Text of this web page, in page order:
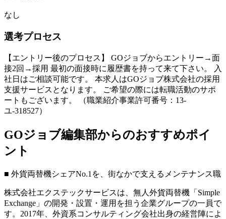
なし
選考プロセス
【エントリー後のプロセス】 GOジョブからエントリー→面
接2回→採用 最初の面接時に履歴書を持って来て下さい。 入
社日はご相談可能です。 本求人はGOジョブ株式会社の採用
支援サービスとなります。 ご希望の際には転職活動のサポ
ートもございます。 （職業紹介事業許可番号：13-
ユ-318527）
GOジョブ編集部からのおすすめポイ
ント
■ 外貨両替機シェアNo.1を、街なかで支えるメンテナンス職
株式会社エクステックサービスは、無人外貨両替機「Simple
Exchange」の開発・設置・運用を担う企業グループの一員で
す。2017年、外資系コンサルティング会社出身の経営陣によ